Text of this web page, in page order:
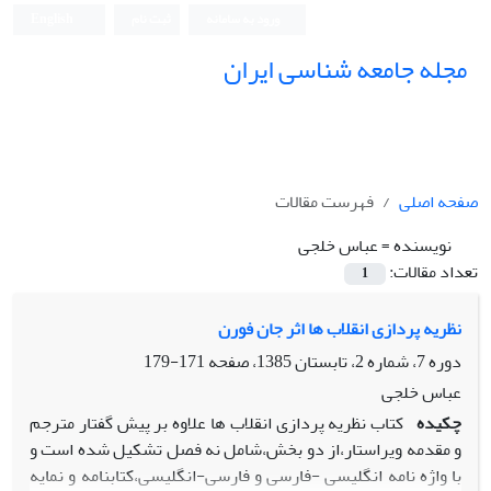
مجله جامعه شناسی ایران
صفحه اصلی
فهرست مقالات
نویسنده =عباس خلجی
تعداد مقالات:
1
نظریه پردازی انقلاب ها اثر جان فورن
دوره 7، شماره 2، تابستان 1385، صفحه
171-179
عباس خلجی
چکیده کتاب نظریه پردازی انقلاب ها علاوه بر پیش گفتار مترجم
و مقدمه ویراستار،از دو بخش،شامل نه فصل تشکیل شده است و
با واژه نامه انگلیسی -فارسی و فارسی-انگلیسی،کتابنامه و نمایه